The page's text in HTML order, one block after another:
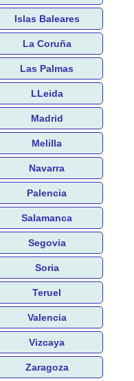
Islas Baleares
La Coruña
Las Palmas
LLeida
Madrid
Melilla
Navarra
Palencia
Salamanca
Segovia
Soria
Teruel
Valencia
Vizcaya
Zaragoza